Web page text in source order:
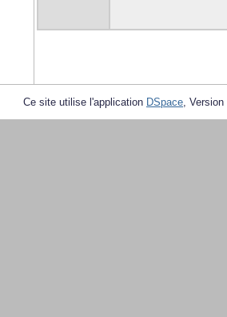
Ce site utilise l'application DSpace,